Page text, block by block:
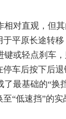
相对直观，但
平原长途转
或轻点刹车
车后按下后
最基础的“
“低速挡”的实